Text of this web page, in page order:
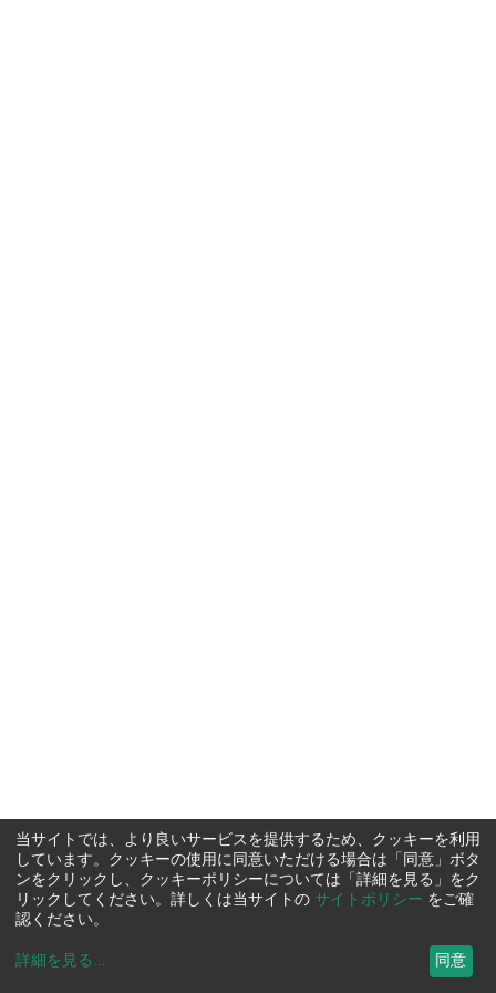
当サイトでは、より良いサービスを提供するため、クッキーを利用
しています。クッキーの使用に同意いただける場合は「同意」ボタ
ンをクリックし、クッキーポリシーについては「詳細を見る」をク
リックしてください。詳しくは当サイトの サイトポリシー をご確
認ください。
詳細を見る ... 同意